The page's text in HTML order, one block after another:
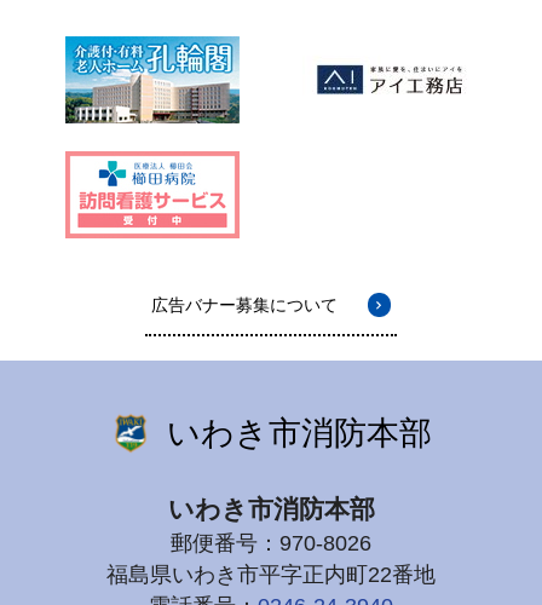
広告バナー募集について
いわき市消防本部
いわき市消防本部
郵便番号：970-8026
福島県いわき市平字正内町22番地